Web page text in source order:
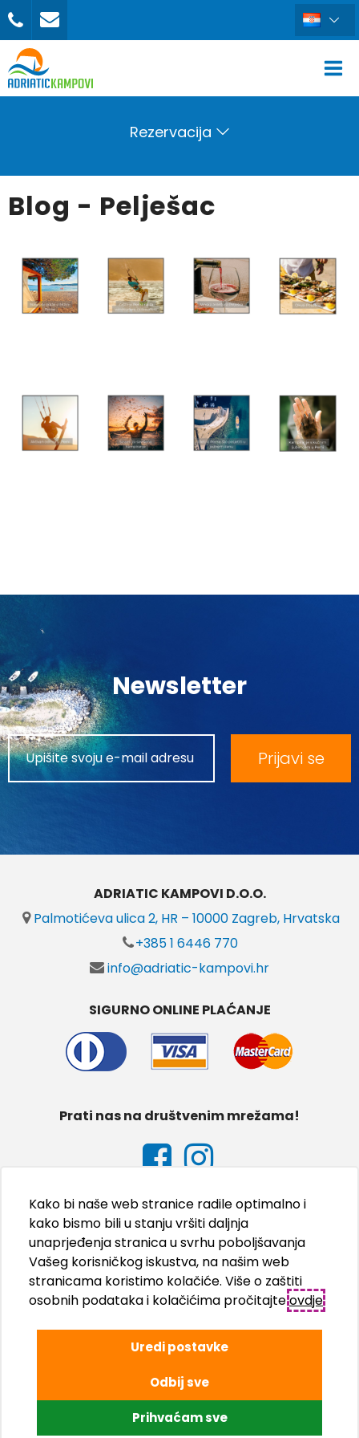
Rezervacija
POŠALJI UPIT
Blog - Pelješac
Newsletter
Prijavi se
ADRIATIC KAMPOVI D.O.O.
Palmotićeva ulica 2, HR – 10000 Zagreb, Hrvatska
+385 1 6446 770
info@adriatic-kampovi.hr
SIGURNO ONLINE PLAĆANJE
Prati nas na društvenim mrežama!
© Adriatic Kampovi d.o.o., 2026.
Izrada internet stranica WEB Marketing
Kako bi naše web stranice radile optimalno i
kako bismo bili u stanju vršiti daljnja
unaprjeđenja stranica u svrhu poboljšavanja
Vašeg korisničkog iskustva, na našim web
stranicama koristimo kolačiće. Više o zaštiti
osobnih podataka i kolačićima pročitajteovdje.
Uredi postavke
Odbij sve
Prihvaćam sve